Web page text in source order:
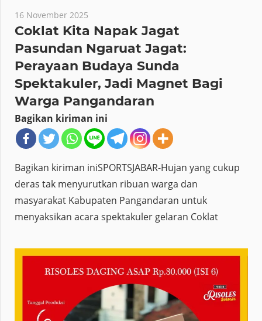
16 November 2025
Coklat Kita Napak Jagat
Pasundan Ngaruat Jagat:
Perayaan Budaya Sunda
Spektakuler, Jadi Magnet Bagi
Warga Pangandaran
Bagikan kiriman ini
Bagikan kiriman iniSPORTSJABAR-Hujan yang cukup
deras tak menyurutkan ribuan warga dan
masyarakat Kabupaten Pangandaran untuk
menyaksikan acara spektakuler gelaran Coklat